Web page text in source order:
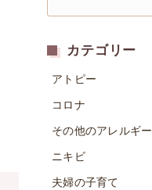
カテゴリー
アトピー
コロナ
その他のアレルギー
ニキビ
夫婦の子育て